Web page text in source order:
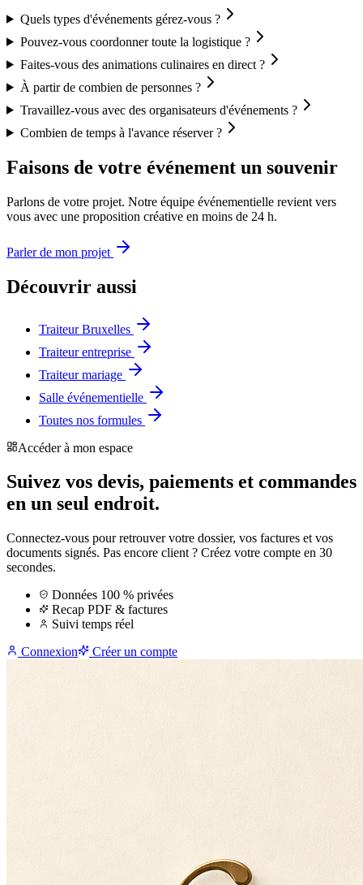
Quels types d'événements gérez-vous ?
Pouvez-vous coordonner toute la logistique ?
Faites-vous des animations culinaires en direct ?
À partir de combien de personnes ?
Travaillez-vous avec des organisateurs d'événements ?
Combien de temps à l'avance réserver ?
Faisons de votre événement un souvenir
Parlons de votre projet. Notre équipe événementielle revient vers
vous avec une proposition créative en moins de 24 h.
Parler de mon projet
Découvrir aussi
Traiteur Bruxelles
Traiteur entreprise
Traiteur mariage
Salle événementielle
Toutes nos formules
Accéder à mon espace
Suivez vos devis, paiements et commandes
en un seul endroit.
Connectez-vous pour retrouver votre dossier, vos factures et vos
documents signés. Pas encore client ? Créez votre compte en 30
secondes.
Données 100 % privées
Recap PDF & factures
Suivi temps réel
Connexion
Créer un compte